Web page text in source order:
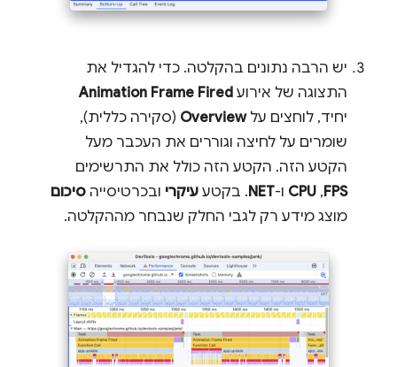
יש הרבה נתונים בהקלטה. כדי להגדיל את
התצוגה של אירוע Animation Frame Fired
יחיד, לוחצים עלOverview (סקירה כללית),
שומרים על לחיצה וגוררים את העכבר מעל
הקטע הזה. הקטע הזה כולל את התרשימים
FPS
,‏
CPU ו-NET. בקטע עיקרי ובכרטיסייה סיכום
מוצג מידע רק לגבי החלק שנבחר מההקלטה.